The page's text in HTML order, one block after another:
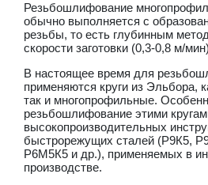
Резьбошлифование
обычно выполняется с
резьбы, то есть глубинным
скорости заготовки (0,3-0,8 м/
В настоящее время для
применяются круги из Эльбора,
так и многопрофильные.
резьбошлифование этими
высокопроизводительных
быстрорежущих сталей (Р9К5,
Р6М5К5 и др.), применяемых в
производстве.